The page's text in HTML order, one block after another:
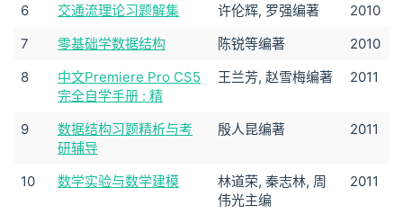
6 交通流理论习题解集 许伦辉, 罗强编著
2010
7
零基础学数据结构 陈锐等编著
2010
8
中文Premiere Pro CS5
完全自学手册 : 精
王兰芳, 赵雪梅编著 2011
9
数据结构习题精析与考
研辅导
殷人昆编著 2011
10 数学实验与数学建模
林道荣, 秦志林, 周
伟光主编
2011